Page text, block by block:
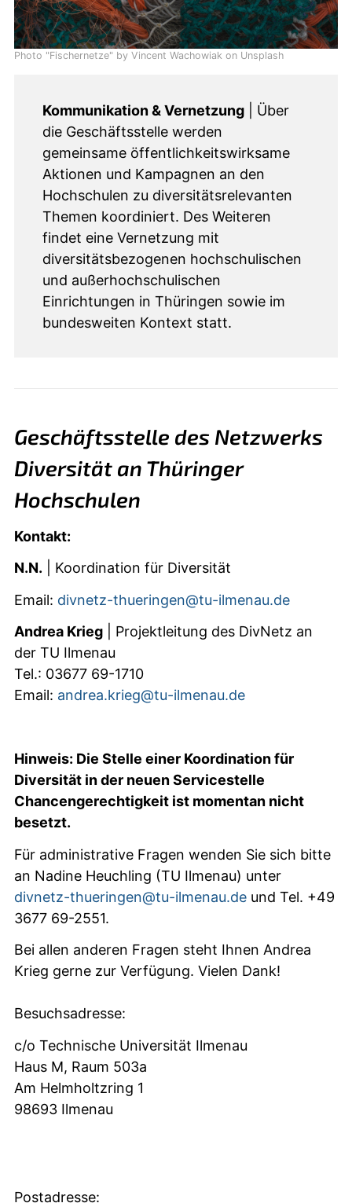
Photo "Fischernetze" by Vincent Wachowiak on Unsplash
Kommunikation & Vernetzung | Über
die Geschäftsstelle werden
gemeinsame öffentlichkeitswirksame
Aktionen und Kampagnen an den
Hochschulen zu diversitätsrelevanten
Themen koordiniert. Des Weiteren
findet eine Vernetzung mit
diversitätsbezogenen hochschulischen
und außerhochschulischen
Einrichtungen in Thüringen sowie im
bundesweiten Kontext statt.
Geschäftsstelle des Netzwerks
Diversität an Thüringer
Hochschulen
Kontakt:
N.N. | Koordination für Diversität
Email: divnetz-thueringen@tu-ilmenau.de
Andrea Krieg | Projektleitung des DivNetz an
der TU Ilmenau
Tel.: 03677 69-1710
Email: andrea.krieg@tu-ilmenau.de
Hinweis: Die Stelle einer Koordination für
Diversität in der neuen Servicestelle
Chancengerechtigkeit ist momentan nicht
besetzt.
Für administrative Fragen wenden Sie sich bitte
an Nadine Heuchling (TU Ilmenau) unter
divnetz-thueringen@tu-ilmenau.de und Tel. +49
3677 69-2551.
Bei allen anderen Fragen steht Ihnen Andrea
Krieg gerne zur Verfügung. Vielen Dank!
Besuchsadresse:
c/o Technische Universität Ilmenau
Haus M, Raum 503a
Am Helmholtzring 1
98693 Ilmenau
Postadresse: